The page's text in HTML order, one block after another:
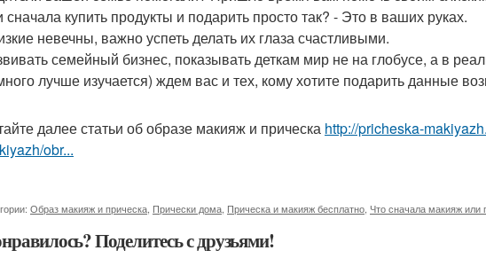
сначала купить продукты и подарить просто так? - Это в ваших руках.
невечны, важно успеть делать их глаза счастливыми.
семейный бизнес, показывать деткам мир не на глобусе, а в
лучше изучается) ждем вас и тех, кому хотите подарить данные
далее статьи об образе макияж и прическа http://pricheska-
obr...
Образ макияж и прическа Прически дома Прическа и макияж бесплатно Что сначала макияж или
Поделитесь с друзьями!